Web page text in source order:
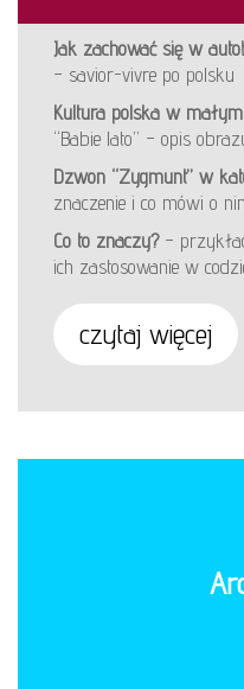
Jak zachować się w
– savior-vivre po polsku
Kultura polska w
“Babie lato” – opis
Dzwon “Zygmunt” w
znaczenie i co mówi o
Co to znaczy?–
ich zastosowanie w
czytaj więcej